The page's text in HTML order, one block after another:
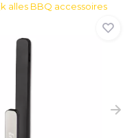
alles BBQ accessoires